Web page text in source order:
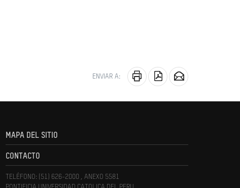
ENVIAR A:
MAPA DEL SITIO
CONTACTO
TELÉFONO: (51) 626-2000 , ANEXO 5581